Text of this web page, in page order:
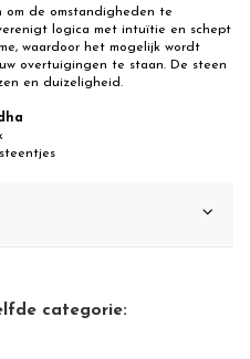
de omstandigheden te
logica met intuïtie en schept
waardoor het mogelijk wordt
overtuigingen te staan. De steen
en duizeligheid.
categorie: